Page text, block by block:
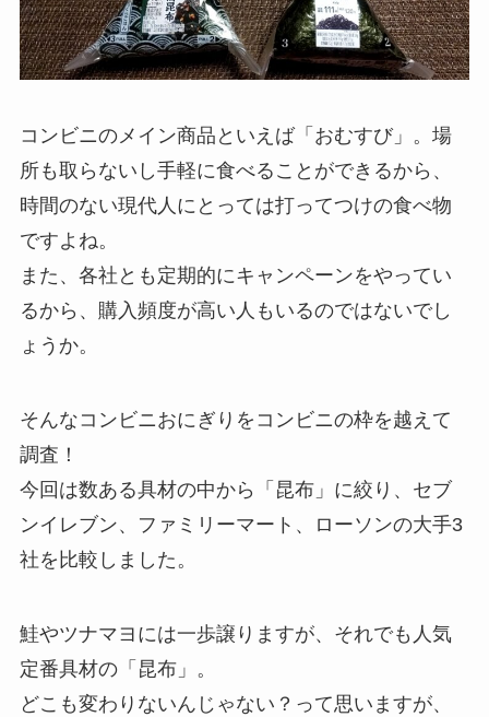
コンビニのメイン商品といえば「おむすび」。場
所も取らないし手軽に食べることができるから、
時間のない現代人にとっては打ってつけの食べ物
ですよね。
また、各社とも定期的にキャンペーンをやってい
るから、購入頻度が高い人もいるのではないでし
ょうか。
そんなコンビニおにぎりをコンビニの枠を越えて
調査！
今回は数ある具材の中から「昆布」に絞り、セブ
ンイレブン、ファミリーマート、ローソンの大手3
社を比較しました。
鮭やツナマヨには一歩譲りますが、それでも人気
定番具材の「昆布」。
どこも変わりないんじゃない？って思いますが、